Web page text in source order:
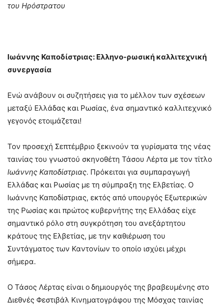
του Ηρόστρατου
Ιωάννης Καποδίστριας: Ελληνο-ρωσική καλλιτεχνική
συνεργασία
Ενώ ανάβουν οι συζητήσεις για το μέλλον των σχέσεων
μεταξύ Ελλάδας και Ρωσίας, ένα σημαντικό καλλιτεχνικό
γεγονός ετοιμάζεται!
Τον προσεχή Σεπτέμβριο ξεκινούν τα γυρίσματα της νέας
ταινίας του γνωστού σκηνοθέτη Τάσου Λέρτα με τον τίτλο
Ιωάννης Καποδίστριας. Πρόκειται για συμπαραγωγή
Ελλάδας και Ρωσίας με τη σύμπραξη της Ελβετίας. Ο
Ιωάννης Καποδίστριας, εκτός από υπουργός Eξωτερικών
της Ρωσίας και πρώτος κυβερνήτης της Ελλάδας είχε
σημαντικό ρόλο στη συγκρότηση του ανεξάρτητου
κράτους της Ελβετίας, με την καθιέρωση του
Συντάγματος των Καντονίων το οποίο ισχύει μέχρι
σήμερα.
Ο Τάσος Λέρτας είναι ο δημιουργός της βραβευμένης στο
Διεθνές Φεστιβάλ Κινηματογράφου της Μόσχας ταινίας